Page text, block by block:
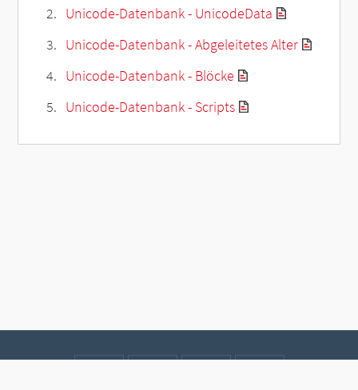
Unicode-Datenbank - UnicodeData
Unicode-Datenbank - Abgeleitetes Alter
Unicode-Datenbank - Blöcke
Unicode-Datenbank - Scripts